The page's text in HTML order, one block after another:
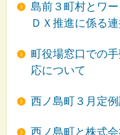
島前３町村とワ
ＤＸ推進に係る
町役場窓口での
応について
西ノ島町３月定
西ノ島町と株式